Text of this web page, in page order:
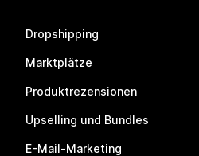
Dropshipping
Marktplätze
Produktrezensionen
Upselling und Bundles
E-Mail-Marketing